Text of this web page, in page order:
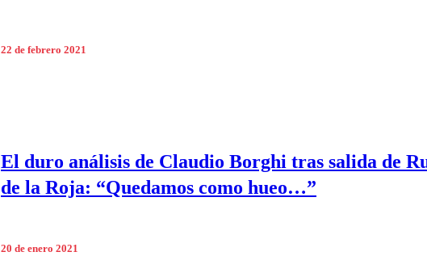
22 de febrero 2021
El duro análisis de Claudio Borghi tras salida de
de la Roja: “Quedamos como hueo…”
20 de enero 2021